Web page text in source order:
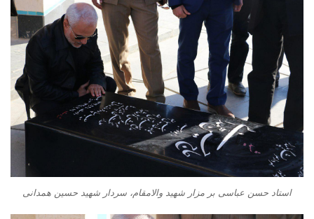
استاد حسن عباسی بر مزار شهید والامقام، سردار شهید حسین همدانی